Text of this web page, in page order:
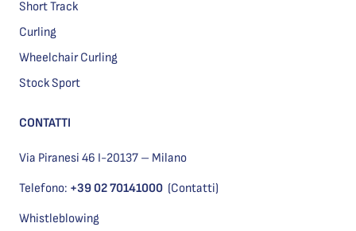
Short Track
Curling
Wheelchair Curling
Stock Sport
CONTATTI
Via Piranesi 46 I-20137 – Milano
Telefono: +39 02 70141000 (Contatti)
Whistleblowing